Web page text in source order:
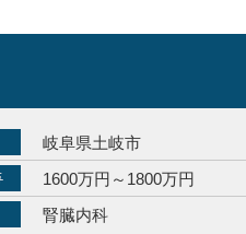
岐阜県土岐市
1600万円～1800万円
腎臓内科